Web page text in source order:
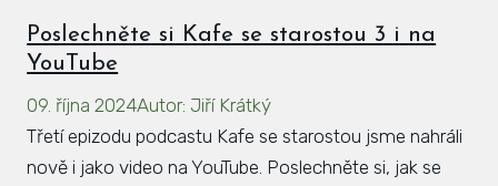
Poslechněte si Kafe se starostou 3 i na
YouTube
09. října 2024Autor: Jiří Krátký
Třetí epizodu podcastu Kafe se starostou jsme nahráli
nově i jako video na YouTube. Poslechněte si, jak se